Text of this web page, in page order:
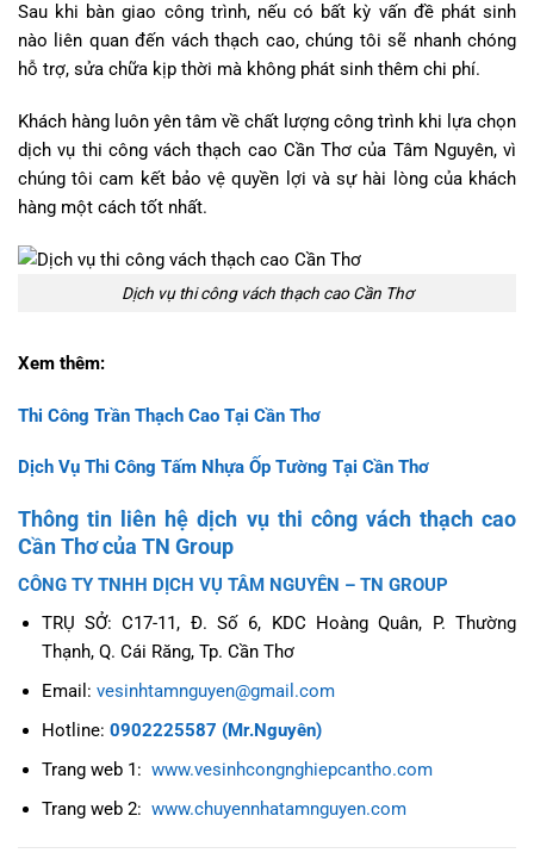
Sau khi bàn giao công trình, nếu có bất kỳ vấn đề phát sinh
nào liên quan đến vách thạch cao, chúng tôi sẽ nhanh chóng
hỗ trợ, sửa chữa kịp thời mà không phát sinh thêm chi phí.
Khách hàng luôn yên tâm về chất lượng công trình khi lựa chọn
dịch vụ thi công vách thạch cao Cần Thơ của Tâm Nguyên, vì
chúng tôi cam kết bảo vệ quyền lợi và sự hài lòng của khách
hàng một cách tốt nhất.
Dịch vụ thi công vách thạch cao Cần Thơ
Xem thêm:
Thi Công Trần Thạch Cao Tại Cần Thơ
Dịch Vụ Thi Công Tấm Nhựa Ốp Tường Tại Cần Thơ
Thông tin liên hệ dịch vụ thi công vách thạch cao
Cần Thơ của TN Group
CÔNG TY TNHH DỊCH VỤ TÂM NGUYÊN – TN GROUP
TRỤ SỞ: C17-11, Đ. Số 6, KDC Hoàng Quân, P. Thường
Thạnh, Q. Cái Răng, Tp. Cần Thơ
Email: vesinhtamnguyen@gmail.com
Hotline: 0902225587 (Mr.Nguyên)
Trang web 1: www.vesinhcongnghiepcantho.com
Trang web 2: www.chuyennhatamnguyen.com